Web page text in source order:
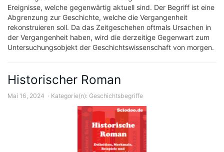
Ereignisse, welche gegenwärtig aktuell sind. Der Begriff ist eine
Abgrenzung zur Geschichte, welche die Vergangenheit
rekonstruieren soll. Da das Zeitgeschehen oftmals Ursachen in
der Vergangenheit haben, wird die derzeitige Gegenwart zum
Untersuchungsobjekt der Geschichtswissenschaft von morgen.
Historischer Roman
Mai 16, 2024 Kategorie(n): Geschichtsbegriffe